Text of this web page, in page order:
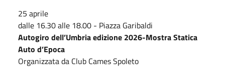
25 aprile
dalle 16.30 alle 18.00 - Piazza Garibaldi
Autogiro dell’Umbria edizione 2026-Mostra Statica
Auto d’Epoca
Organizzata da Club Cames Spoleto